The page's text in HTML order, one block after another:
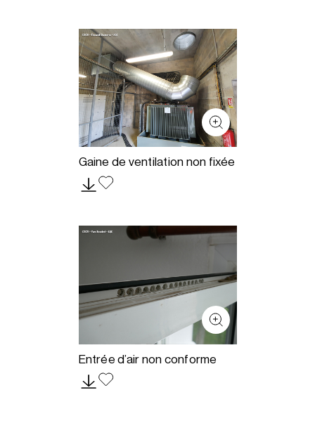
Gaine de ventilation non fixée
Entrée d’air non conforme